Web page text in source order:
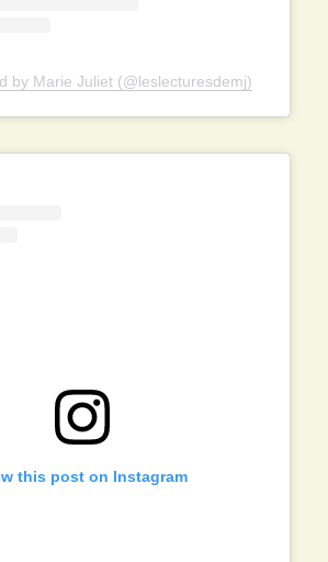
by Marie Juliet (@leslecturesdemj)
this post on Instagram